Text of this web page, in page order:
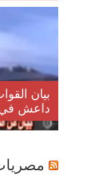
بيان
داعش في